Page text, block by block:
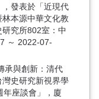
發表於「近現代
本源中華文化教
究所802室：中
～ 2022-07-
承與創新：清代
史研究新視界學
年座談會」，廈